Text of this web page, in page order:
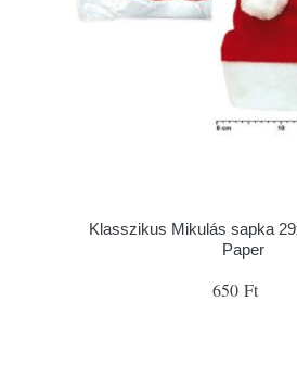
Klasszikus Mikulás sapka
Paper
650 Ft